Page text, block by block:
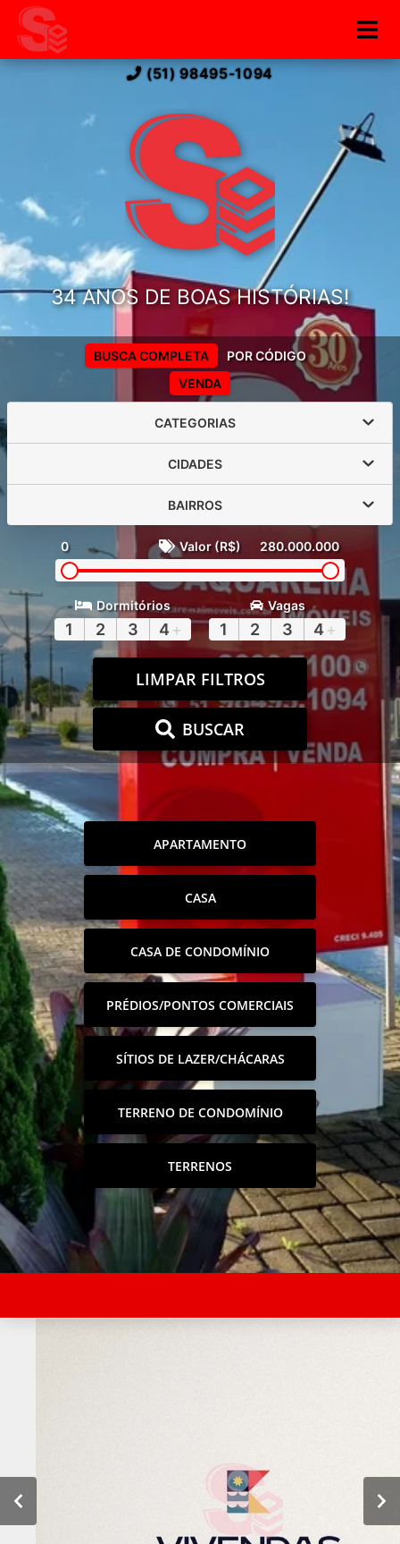
(51) 98495-1094
34 ANOS DE BOAS HISTÓRIAS!
VENDA
BUSCA COMPLETA POR CÓDIGO
CATEGORIAS
CIDADES
BAIRROS
0 Valor (R$) 280.000.000
Dormitórios
1 2 3 4 +
Vagas
1 2 3 4 +
LIMPAR FILTROS
BUSCAR
APARTAMENTO
CASA
CASA DE CONDOMÍNIO
PRÉDIOS/PONTOS COMERCIAIS
SÍTIOS DE LAZER/CHÁCARAS
TERRENO DE CONDOMÍNIO
TERRENOS